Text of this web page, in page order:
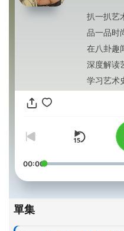
扒一扒艺
品一品时
在八卦趣
深度解读
学习艺术
00:00
單集